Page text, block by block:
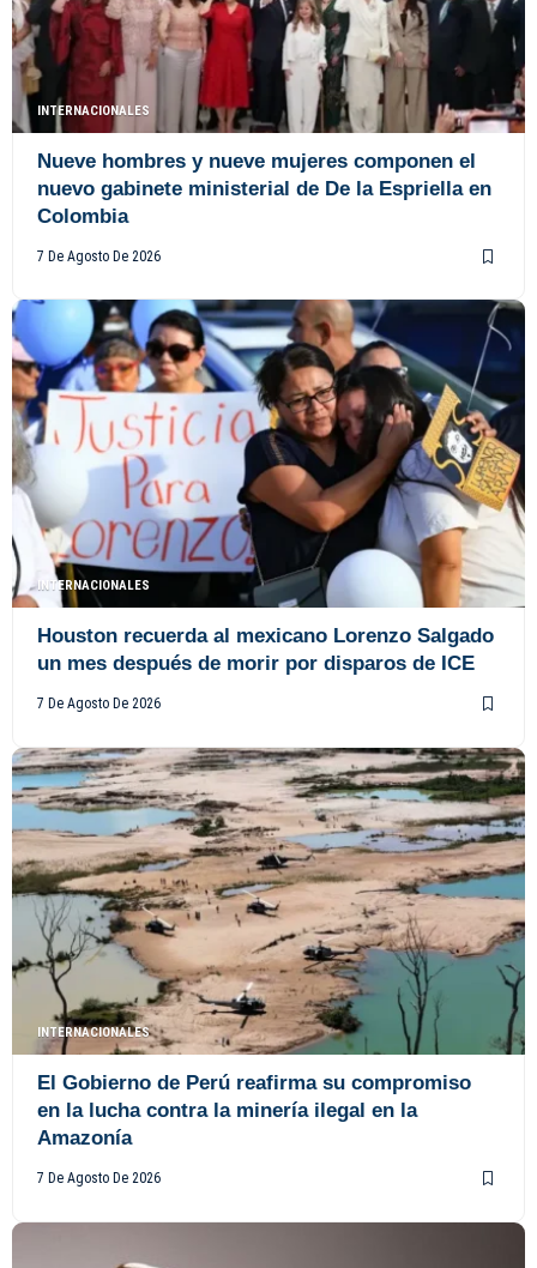
INTERNACIONALES
Nueve hombres y nueve mujeres componen el
nuevo gabinete ministerial de De la Espriella en
Colombia
7 De Agosto De 2026
INTERNACIONALES
Houston recuerda al mexicano Lorenzo Salgado
un mes después de morir por disparos de ICE
7 De Agosto De 2026
INTERNACIONALES
El Gobierno de Perú reafirma su compromiso
en la lucha contra la minería ilegal en la
Amazonía
7 De Agosto De 2026